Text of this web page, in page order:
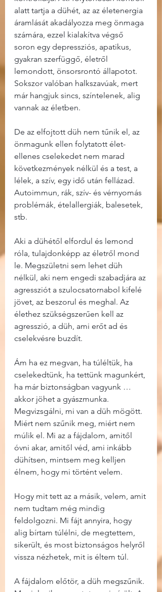
alatt tartja a dühét, az az életenergia
áramlását akadályozza meg önmaga
számára, ezzel kialakítva végső
soron egy depressziós, apatikus,
gyakran szerfüggő, életről
lemondott, önsorsrontó állapotot.
Sokszor valóban halkszavúak, mert
már hangjuk sincs, színtelenek, alig
vannak az életben.
De az elfojtott düh nem tűnik el, az
önmagunk ellen folytatott élet-
ellenes cselekedet nem marad
következmények nélkül és a test, a
lélek, a szív, egy idő után fellázad.
Autoimmun, rák, szív- és vérnyomás
problémák, ételallergiák, balesetek,
stb.
Aki a dühétől elfordul és lemond
róla, tulajdonképp az életről mond
le. Megszületni sem lehet düh
nélkül, aki nem engedi szabadjára az
agressziót a szulocsatornabol kifelé
jövet, az beszorul és meghal. Az
élethez szükségszerűen kell az
agresszió, a düh, ami erőt ad és
cselekvésre buzdít.
Ám ha ez megvan, ha túléltük, ha
cselekedtünk, ha tettünk magunkért,
ha már biztonságban vagyunk …
akkor jöhet a gyászmunka.
Megvizsgálni, mi van a düh mögött.
Miért nem szűnik meg, miért nem
múlik el. Mi az a fájdalom, amitől
óvni akar, amitől véd, ami inkább
dühítsen, mintsem meg kelljen
élnem, hogy mi történt velem.
Hogy mit tett az a másik, velem, amit
nem tudtam még mindig
feldolgozni. Mi fájt annyira, hogy
alig bírtam túlélni, de megtettem,
sikerült, és most biztonságos helyről
vissza nézhetek, mit is éltem túl.
A fájdalom előtör, a düh megszűnik.